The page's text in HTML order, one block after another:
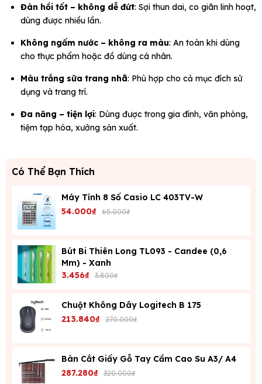
Đàn hồi tốt – không dễ đứt: Sợi thun dai, co giãn linh hoạt,
dùng được nhiều lần.
Không ngấm nước – không ra màu: An toàn khi dùng
cho thực phẩm hoặc đồ dùng cá nhân.
Màu trắng sữa trang nhã: Phù hợp cho cả mục đích sử
dụng và trang trí.
Đa năng – tiện lợi: Dùng được trong gia đình, văn phòng,
tiệm tạp hóa, xưởng sản xuất.
Có Thể Bạn Thích
Máy Tính 8 Số Casio LC 403TV-W
54.000₫ 65.000₫
Bút Bi Thiên Long TL093 - Candee (0,6
Mm) - Xanh
3.456₫ 3.800₫
Chuột Không Dây Logitech B 175
213.840₫ 270.000₫
Bàn Cắt Giấy Gỗ Tay Cầm Cao Su A3/ A4
287.280₫ 320.000₫